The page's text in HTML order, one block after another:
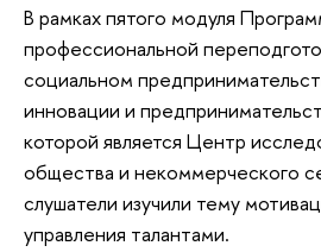
В рамках пятого модуля
профессиональной
социальном
инновации и
которой является Центр
общества и некоммерческого
слушатели изучили тему
управления талантами.